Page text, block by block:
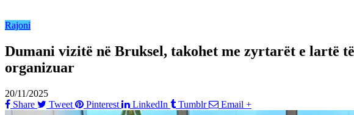
Rajoni
Dumani vizitë në Bruksel, takohet me zyrtarët e lartë
organizuar
20/11/2025
Share
Tweet Pinterest LinkedIn Tumblr Email +